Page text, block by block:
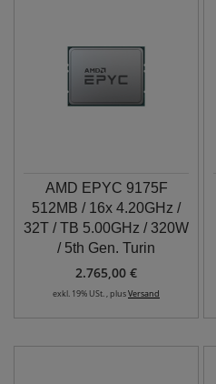
AMD EPYC 9175F
512MB / 16x 4.20GHz /
32T / TB 5.00GHz / 320W
/ 5th Gen. Turin
2.765,00 €
exkl. 19% USt. , plusVersand